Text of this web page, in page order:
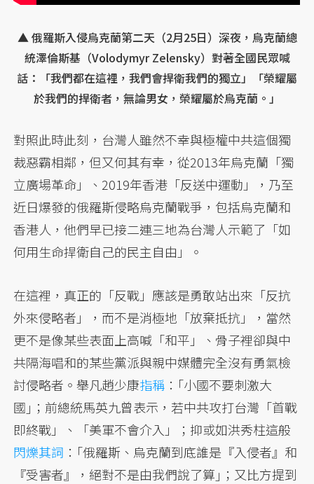
▲ 俄羅斯入侵烏克蘭第二天（2月25日）深夜，烏克蘭總
統澤倫斯基（Volodymyr Zelensky）對著全國民眾喊
話：「我們都在這裡，我們會捍衛我們的獨立」「榮耀屬
於我們的捍衛者，無論男女，榮耀屬於烏克蘭。」
對照此時此刻，台灣人雖然不幸與極權中共這個獨
裁惡霸相鄰，但又何其有幸，從2013年烏克蘭「獨
立廣場革命」、2019年香港「反送中運動」，乃至
近日爆發的俄羅斯侵略烏克蘭戰爭，包括烏克蘭和
香港人，他們早已接二連三地為台灣人示範了「如
何用生命捍衛自己的民主自由」。
在這裡，真正的「反戰」應該是勇敢站出來「反抗
外來侵略者」，而不是消極地「放棄抵抗」，當然
更不是像某些表面上高喊「和平」、骨子裡卻與中
共隔海唱和的某些黨派與親中媒體完全沒有勇氣檢
討侵略者。舉凡趙少康指稱 ：｢小國不要刺激大
國｣；前總統馬英九曾表示，若中共攻打台灣「首戰
即終戰」、「美軍不會介入」；抑或如洪秀柱這般
閃爍其詞 ：｢俄羅斯、烏克蘭到底誰是『入侵者』和
『受害者』，絕對不是由我們說了算｣；又比方提到